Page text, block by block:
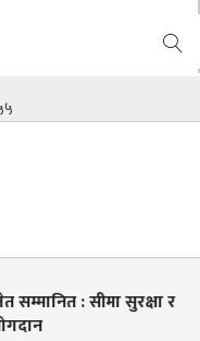
बल नेपालले कञ्चनपुरमा के के